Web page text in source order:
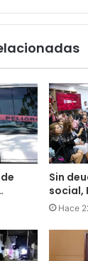
Sin
social,
Hace